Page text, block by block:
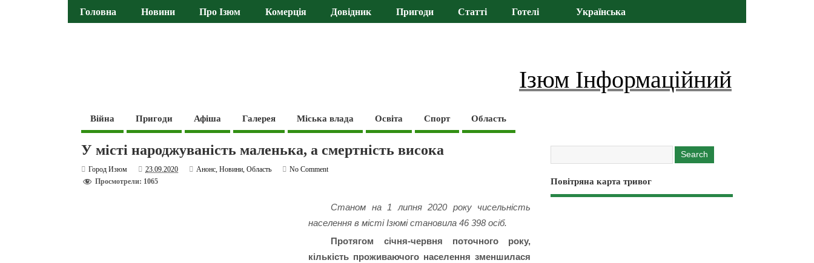
Головна Новини Про Ізюм Комерція Довідник Пригоди Статті Готелі Українська
Ізюм Інформаційний
Війна Пригоди Афіша Галерея Міська влада Освіта Спорт Область
У місті народжуваність маленька, а смертність висока
Город Изюм 23.09.2020 Анонс,Новини,Область
No Comment
Просмотрели: 1065
Станом на 1 липня 2020 року чисельність
населення в місті Ізюмі становила 46 398 осіб.
Протягом січня-червня поточного року,
кількість проживаючого населення зменшилася
Повітряна карта тривог